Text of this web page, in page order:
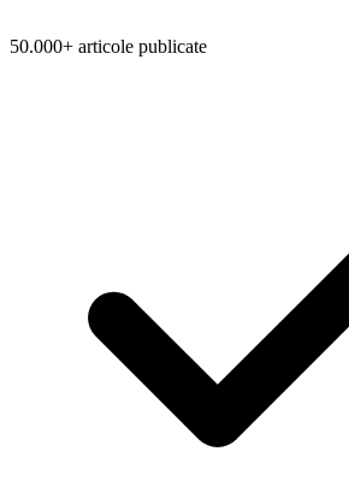
50.000+ articole publicate